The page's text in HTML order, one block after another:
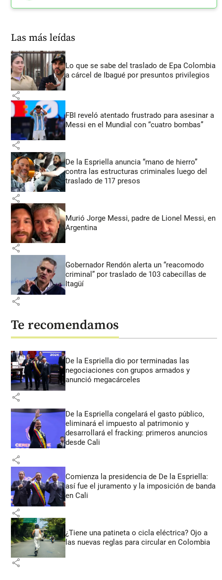
Las más leídas
Lo que se sabe del traslado de Epa Colombia
a cárcel de Ibagué por presuntos privilegios
share
FBI reveló atentado frustrado para asesinar a
Messi en el Mundial con “cuatro bombas”
share
De la Espriella anuncia “mano de hierro”
contra las estructuras criminales luego del
traslado de 117 presos
share
Murió Jorge Messi, padre de Lionel Messi, en
Argentina
share
Gobernador Rendón alerta un “reacomodo
criminal” por traslado de 103 cabecillas de
Itagüí
share
Te recomendamos
De la Espriella dio por terminadas las
negociaciones con grupos armados y
anunció megacárceles
share
De la Espriella congelará el gasto público,
eliminará el impuesto al patrimonio y
desarrollará el fracking: primeros anuncios
desde Cali
share
Comienza la presidencia de De la Espriella:
así fue el juramento y la imposición de banda
en Cali
share
¿Tiene una patineta o cicla eléctrica? Ojo a
las nuevas reglas para circular en Colombia
share